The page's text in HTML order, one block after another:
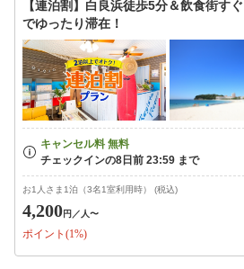
【連泊割】白良浜徒歩5分＆飲食街す
でゆったり滞在！
お1人さま1泊（3名1室利用時） (税込)
4,200円 ／人〜
ポイント(1%)